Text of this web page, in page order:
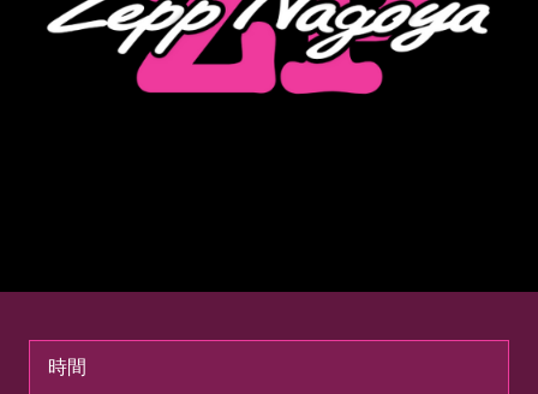
時間